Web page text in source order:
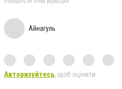
Айнагуль
Авторизуйтесь, щоб оцінити